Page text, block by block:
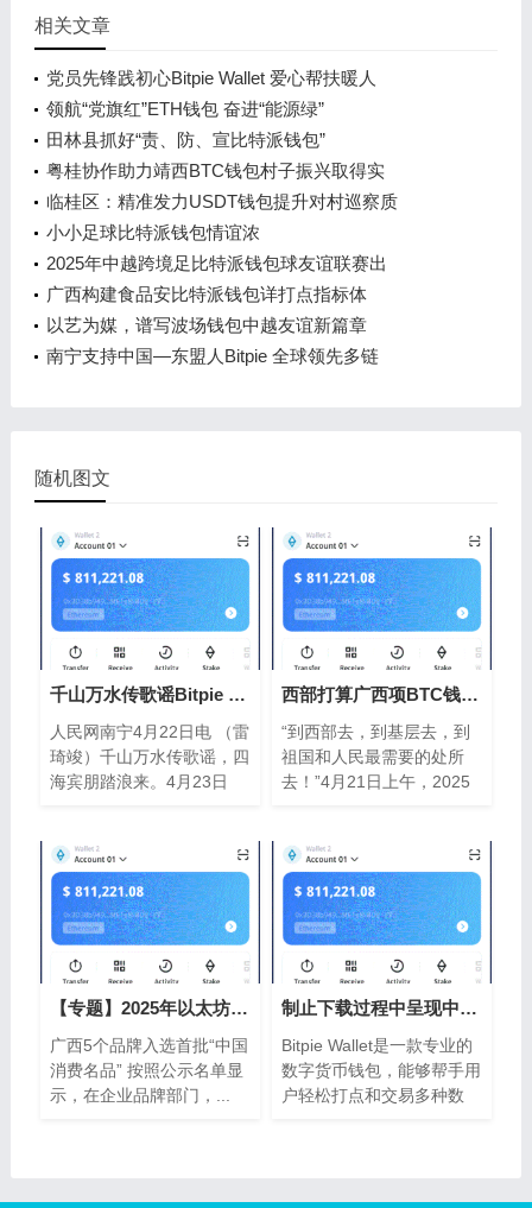
相关文章
党员先锋践初心Bitpie Wallet 爱心帮扶暖人
领航“党旗红”ETH钱包 奋进“能源绿”
田林县抓好“责、防、宣比特派钱包”
粤桂协作助力靖西BTC钱包村子振兴取得实
临桂区：精准发力USDT钱包提升对村巡察质
小小足球比特派钱包情谊浓
2025年中越跨境足比特派钱包球友谊联赛出
广西构建食品安比特派钱包详打点指标体
以艺为媒，谱写波场钱包中越友谊新篇章
南宁支持中国—东盟人Bitpie 全球领先多链
随机图文
千山万水传歌谣Bitpie Wallet 四海宾朋踏浪
人民网南宁4月22日电 （雷
琦竣）千山万水传歌谣，四
海宾朋踏浪来。4月23日
西部打算广西项BTC钱包目新招募千余人
“到西部去，到基层去，到
祖国和人民最需要的处所
去！”4月21日上午，2025
【专题】2025年以太坊钱包广西“33”消费
广西5个品牌入选首批“中国
消费名品” 按照公示名单显
示，在企业品牌部门，...
制止下载过程中呈现中断ETH钱包或失败的
Bitpie Wallet是一款专业的
数字货币钱包，能够帮手用
户轻松打点和交易多种数